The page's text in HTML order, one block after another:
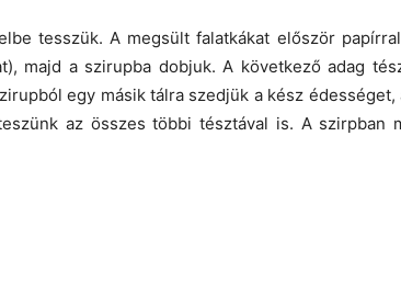
tesszük. A megsült falatkákat először
majd a szirupba dobjuk. A következő adag
egy másik tálra szedjük a kész édességet,
az összes többi tésztával is. A szirpban